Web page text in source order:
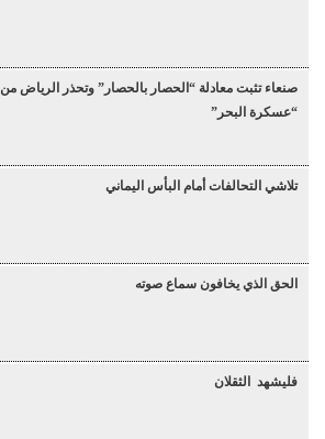
صنعاء تثبت معادلة “الحصار بالحصار” وتحذر الرياض من
“عسكرة البحر”
تلاشي التحالفات أمام البأس اليماني
الحق الذي يخافون سماع صوته
فليشهد الثقلان